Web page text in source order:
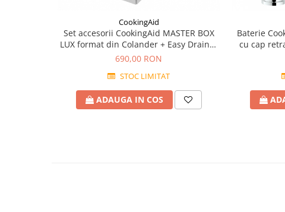
CookingAid
Set accesorii CookingAid MASTER BOX
LUX format din Colander + Easy Drainer
+ Tocator lemn
690,00 RON
STOC LIMITAT
ADAUGA IN COS
Baterie
cu cap